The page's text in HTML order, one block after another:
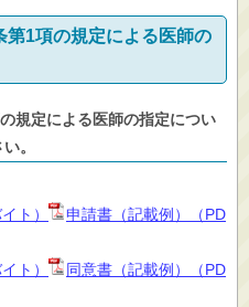
第1項の規定による医師の
規定による医師の指定につい
。
ト）
申請書（記載例）（PD
ト）
同意書（記載例）（PD